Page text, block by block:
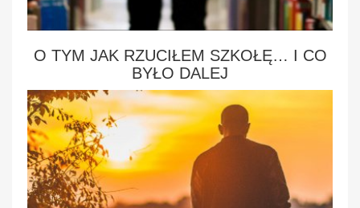
O TYM JAK RZUCIŁEM SZKOŁĘ… I CO
BYŁO DALEJ